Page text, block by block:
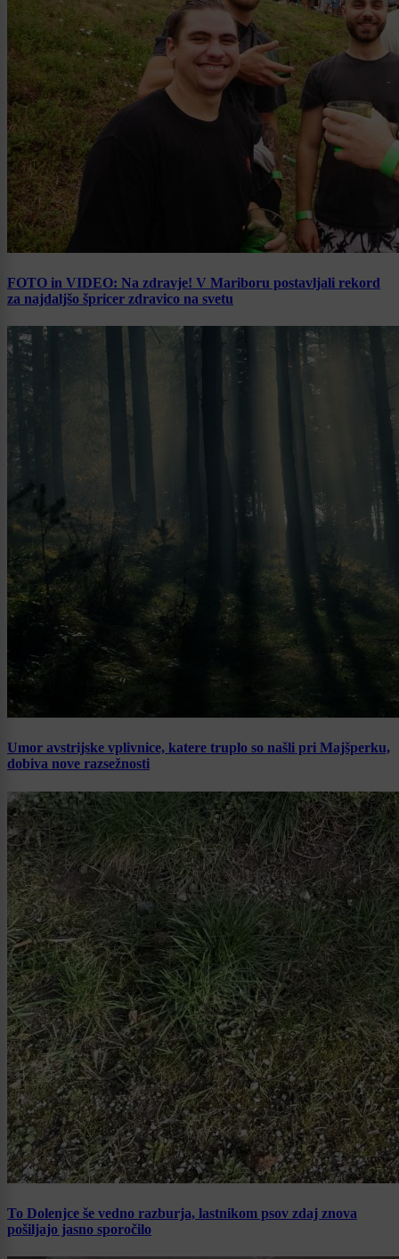
FOTO in VIDEO: Na zdravje! V Mariboru postavljali rekord
za najdaljšo špricer zdravico na svetu
Umor avstrijske vplivnice, katere truplo so našli pri Majšperku,
dobiva nove razsežnosti
To Dolenjce še vedno razburja, lastnikom psov zdaj znova
pošiljajo jasno sporočilo